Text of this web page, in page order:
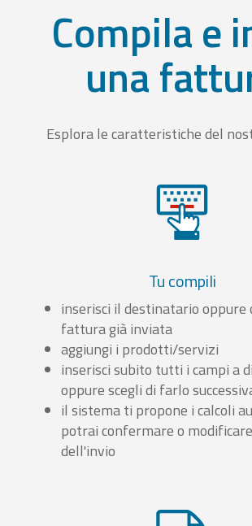
Compila e
una
Esplora le caratteristiche del
Tu compili
inserisci il destinatario oppure
fattura già inviata
aggiungi i prodotti/servizi
inserisci subito tutti i campi a
oppure scegli di farlo
il sistema ti propone i calcoli
potrai confermare o
dell'invio